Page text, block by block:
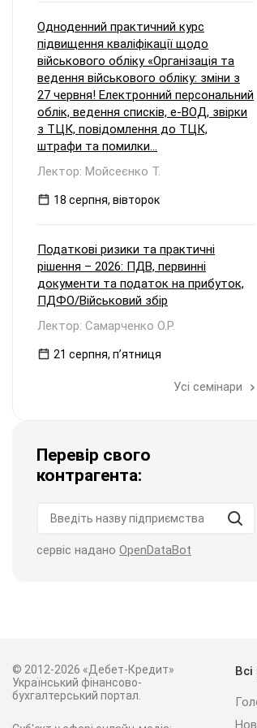
Одноденний практичний курс
підвищення кваліфікації щодо
військового обліку «Організація та
ведення військового обліку: зміни з
27 червня! Електронний персональний
облік, ведення списків, е-ВОД, звірки
з ТЦК, повідомлення до ТЦК,
штрафи та помилки...
Лектор: Мойсеєнко Т.
18 серпня, вівторок
Податкові ризики та практичні
рішення – 2026: ПДВ, первинні
документи та податок на прибуток,
ПДФО/Військовий збір
Лектор: Самарченко О.Р.
21 серпня, пʼятниця
Усі семінари
Перевір свого
контрагента:
сервіс надано OpenDataBot
© 2012-2026 «Дебет-Кредит»
Український фінансово-
бухгалтерський портал.